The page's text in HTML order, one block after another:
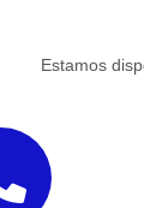
Estamos